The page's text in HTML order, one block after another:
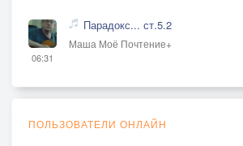
06:31
Парадокс... ст.5.2
Маша Моё Почтение+
ПОЛЬЗОВАТЕЛИ ОНЛАЙН